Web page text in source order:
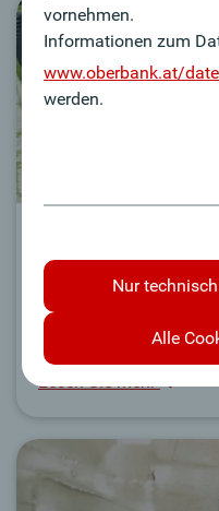
Tank statt
Das Sammeln von
Lesen Sie mehr
vornehmen.
Informationen zum
www.oberbank.at/
werden.
Nur
Alle